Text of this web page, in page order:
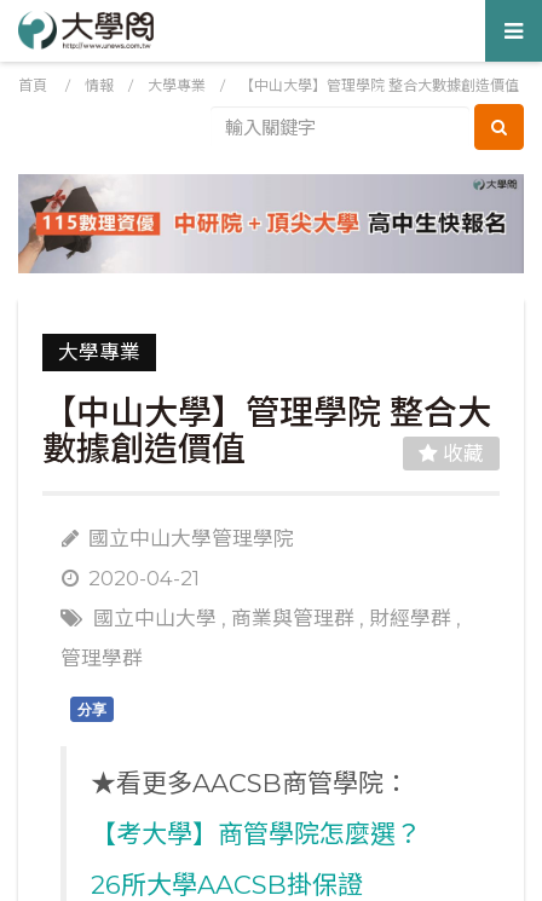
首頁 / 情報 / 大學專業 / 【中山大學】管理學院 整合大數據創造價值
大學專業
【中山大學】管理學院 整合大
數據創造價值
收藏
國立中山大學管理學院
2020-04-21
國立中山大學 , 商業與管理群 , 財經學群 ,
管理學群
分享
★看更多AACSB商管學院：
【考大學】商管學院怎麼選？
26所大學AACSB掛保證